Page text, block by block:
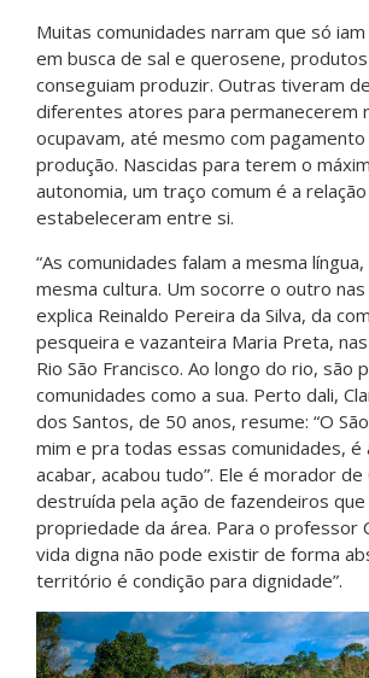
Muitas comunidades narram que só
em busca de sal e querosene,
conseguiam produzir. Outras tiveram
diferentes atores para permanecerem
ocupavam, até mesmo com
produção. Nascidas para terem o
autonomia, um traço comum é a
estabeleceram entre si.
“As comunidades falam a mesma
mesma cultura. Um socorre o outro nas
explica Reinaldo Pereira da Silva, da
pesqueira e vazanteira Maria Preta,
Rio São Francisco. Ao longo do rio, são
comunidades como a sua. Perto dali,
dos Santos, de 50 anos, resume: “O
mim e pra todas essas comunidades, é
acabar, acabou tudo”. Ele é morador de
destruída pela ação de fazendeiros que
propriedade da área. Para o professor
vida digna não pode existir de forma
território é condição para dignidade”.